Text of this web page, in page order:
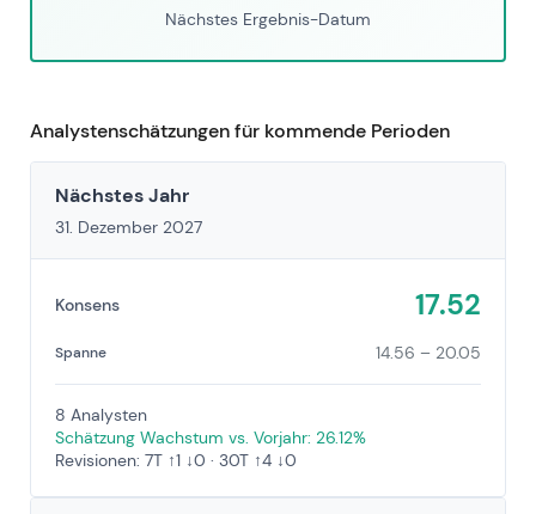
Nächstes Ergebnis-Datum
Analystenschätzungen für kommende Perioden
Nächstes Jahr
31. Dezember 2027
Konsens 17.52
Spanne 14.56 – 20.05
8 Analysten
Schätzung Wachstum vs. Vorjahr: 26.12%
Revisionen: 7T ↑1 ↓0 · 30T ↑4 ↓0